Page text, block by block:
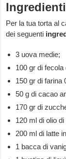
Ingredienti
Per la tua torta al
dei seguenti
3 uova medie;
100 gr di
150 gr di farina
50 g di cacao
170 gr di
120 ml di olio
200 ml di latte
1 bacca di